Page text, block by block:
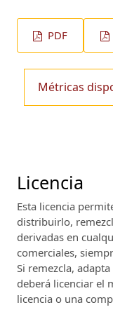
PDF
Métricas
Licencia
Esta licencia
distribuirlo,
derivadas en
comerciales,
Si remezcla,
deberá licenciar el
licencia o una